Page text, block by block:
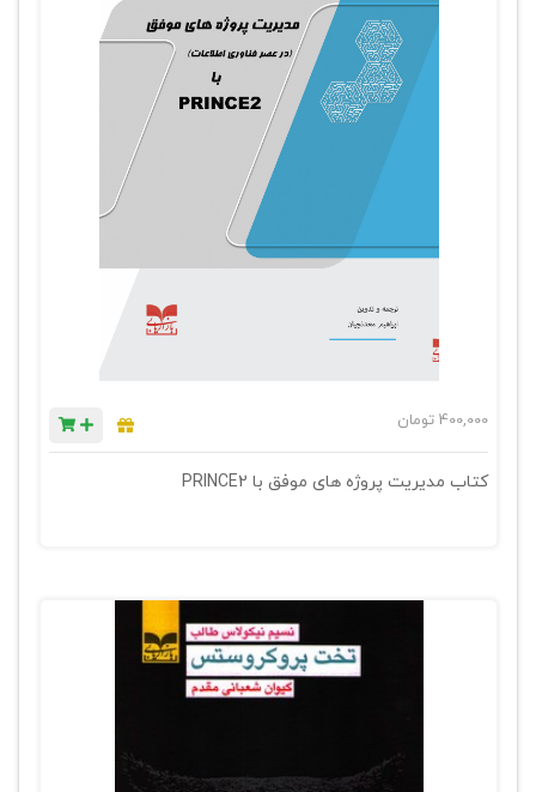
400,000 تومان
کتاب مدیریت پروژه های موفق با PRINCE2